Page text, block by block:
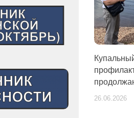
26.06.2026